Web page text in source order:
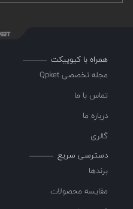
همراه با کیوپیکت
مجله تخصصی Qpket
تماس با ما
درباره ما
گالری
دسترسی سریع
برندها
مقایسه محصولات